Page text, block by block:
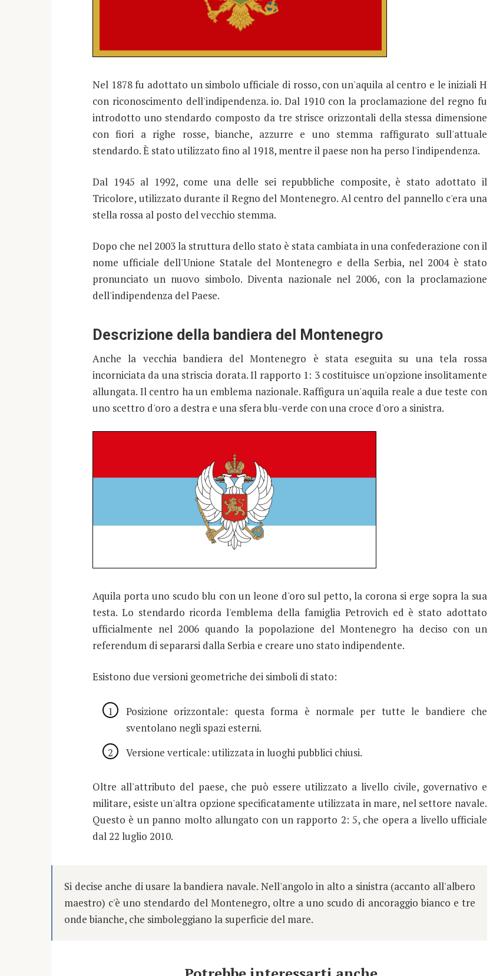
Nel 1878 fu adottato un simbolo ufficiale di rosso, con un'aquila al centro e le iniziali H
con riconoscimento dell'indipendenza. io. Dal 1910 con la proclamazione del regno fu
introdotto uno stendardo composto da tre strisce orizzontali della stessa dimensione
con fiori a righe rosse, bianche, azzurre e uno stemma raffigurato sull'attuale
stendardo. È stato utilizzato fino al 1918, mentre il paese non ha perso l'indipendenza.
Dal 1945 al 1992, come una delle sei repubbliche composite, è stato adottato il
Tricolore, utilizzato durante il Regno del Montenegro. Al centro del pannello c'era una
stella rossa al posto del vecchio stemma.
Dopo che nel 2003 la struttura dello stato è stata cambiata in una confederazione con il
nome ufficiale dell'Unione Statale del Montenegro e della Serbia, nel 2004 è stato
pronunciato un nuovo simbolo. Diventa nazionale nel 2006, con la proclamazione
dell'indipendenza del Paese.
Descrizione della bandiera del Montenegro
Anche la vecchia bandiera del Montenegro è stata eseguita su una tela rossa
incorniciata da una striscia dorata. Il rapporto 1: 3 costituisce un'opzione insolitamente
allungata. Il centro ha un emblema nazionale. Raffigura un'aquila reale a due teste con
uno scettro d'oro a destra e una sfera blu-verde con una croce d'oro a sinistra.
Aquila porta uno scudo blu con un leone d'oro sul petto, la corona si erge sopra la sua
testa. Lo stendardo ricorda l'emblema della famiglia Petrovich ed è stato adottato
ufficialmente nel 2006 quando la popolazione del Montenegro ha deciso con un
referendum di separarsi dalla Serbia e creare uno stato indipendente.
Esistono due versioni geometriche dei simboli di stato:
Posizione orizzontale: questa forma è normale per tutte le bandiere che
sventolano negli spazi esterni.
Versione verticale: utilizzata in luoghi pubblici chiusi.
Oltre all'attributo del paese, che può essere utilizzato a livello civile, governativo e
militare, esiste un'altra opzione specificatamente utilizzata in mare, nel settore navale.
Questo è un panno molto allungato con un rapporto 2: 5, che opera a livello ufficiale
dal 22 luglio 2010.
Si decise anche di usare la bandiera navale. Nell'angolo in alto a sinistra (accanto all'albero
maestro) c'è uno stendardo del Montenegro, oltre a uno scudo di ancoraggio bianco e tre
onde bianche, che simboleggiano la superficie del mare.